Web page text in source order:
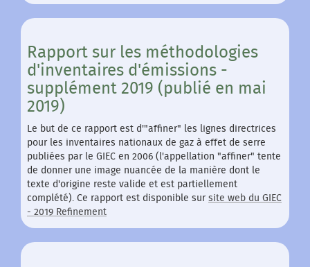
Rapport sur les méthodologies
d'inventaires d'émissions -
supplément 2019 (publié en mai
2019)
Le but de ce rapport est d'"affiner" les lignes directrices
pour les inventaires nationaux de gaz à effet de serre
publiées par le GIEC en 2006 (l'appellation "affiner" tente
de donner une image nuancée de la manière dont le
texte d'origine reste valide et est partiellement
complété). Ce rapport est disponible sur site web du GIEC
- 2019 Refinement